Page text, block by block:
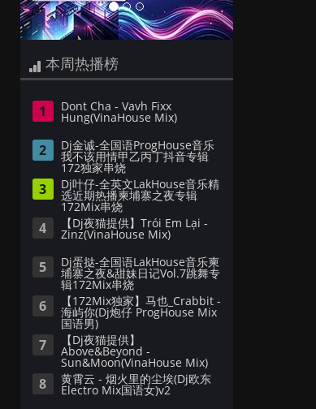
本周热播榜
1 Dont Cha - Vavh Fixx
Hung(VinaHouse Mix)
2 Dj金诚-全国语ProgHouse音乐
我不该用情甲乙丙丁抖音专辑
172独家串烧
3 Dj叶仔-全英文LakHouse音乐精
选近期热播柬埔寨之夜专辑
172Mix串烧
4 【Dj夜猫提供】Trói Em Lại -
Zinz(VinaHouse Mix)
5 Dj蛋挞-全国语LakHouse音乐柬
埔寨之夜&甜妹日记Vol.7跳舞专
辑172Mix串烧
6 【172Mix独家】马也_Crabbit -
海屿你(Dj炮仔 ProgHouse Mix
国语男)
7 【Dj夜猫提供】
Above&Beyond -
Sun&Moon(VinaHouse Mix)
8 黄霄云 - 烟火里的尘埃(Dj欧东
Electro Mix国语女)v2